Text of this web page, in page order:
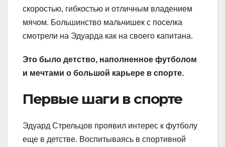
скоростью, гибкостью и отличным владением
мячом. Большинство мальчишек с поселка
смотрели на Эдуарда как на своего капитана.
Это было детство, наполненное футболом
и мечтами о большой карьере в спорте.
Первые шаги в спорте
Эдуард Стрельцов проявил интерес к футболу
еще в детстве. Воспитываясь в спортивной